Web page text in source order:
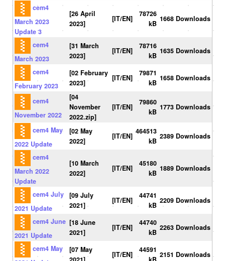
cem4
March 2023
Update 3
[26 April
2023]
[IT/EN]
78726
kB
1668 Downloads
cem4
March 2023
[31 March
2023]
[IT/EN]
78716
kB
1635 Downloads
cem4
February 2023
[02 February
2023]
[IT/EN]
79871
kB
1658 Downloads
cem4
November 2022
[04
November
2022.zip]
[IT/EN]
79860
kB
1773 Downloads
cem4 May
2022 Update
[02 May
2022]
[IT/EN]
464513
kB
2389 Downloads
cem4
March 2022
Update
[10 March
2022]
[IT/EN]
45180
kB
1889 Downloads
cem4 July
2021 Update
[09 July
2021]
[IT/EN]
44741
kB
2209 Downloads
cem4 June
2021 Update
[18 June
2021]
[IT/EN]
44740
kB
2263 Downloads
cem4 May
[07 May
[IT/EN]
44591
2151 Downloads